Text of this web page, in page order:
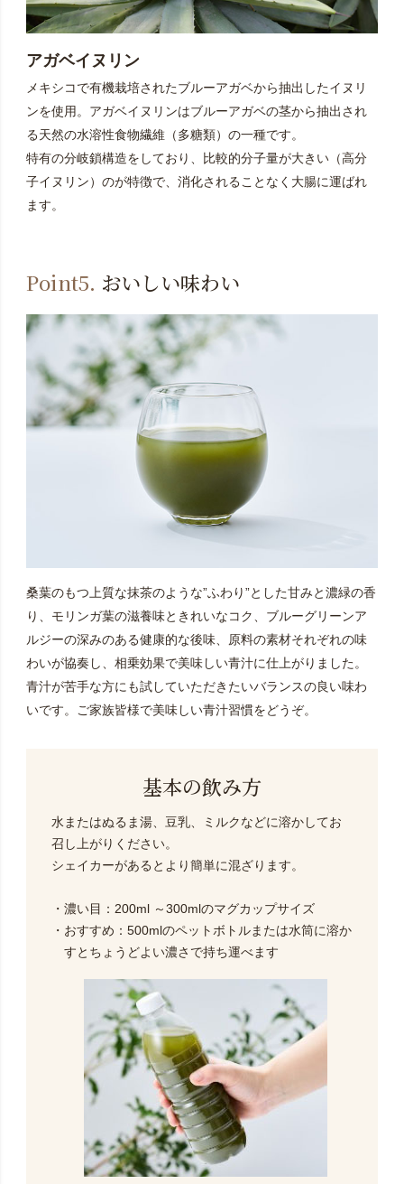
アガベイヌリン
メキシコで有機栽培されたブルーアガベから抽出したイヌリ
ンを使用。アガベイヌリンはブルーアガベの茎から抽出され
る天然の水溶性食物繊維（多糖類）の一種です。
特有の分岐鎖構造をしており、比較的分子量が大きい（高分
子イヌリン）のが特徴で、消化されることなく大腸に運ばれ
ます。
Point5. おいしい味わい
桑葉のもつ上質な抹茶のような”ふわり”とした甘みと濃緑の香
り、モリンガ葉の滋養味ときれいなコク、ブルーグリーンア
ルジーの深みのある健康的な後味、原料の素材それぞれの味
わいが協奏し、相乗効果で美味しい青汁に仕上がりました。
青汁が苦手な方にも試していただきたいバランスの良い味わ
いです。ご家族皆様で美味しい青汁習慣をどうぞ。
基本の飲み方
水またはぬるま湯、豆乳、ミルクなどに溶かしてお
召し上がりください。
シェイカーがあるとより簡単に混ざります。
・濃い目：200ml ～300mlのマグカップサイズ
・おすすめ：500mlのペットボトルまたは水筒に溶か
すとちょうどよい濃さで持ち運べます